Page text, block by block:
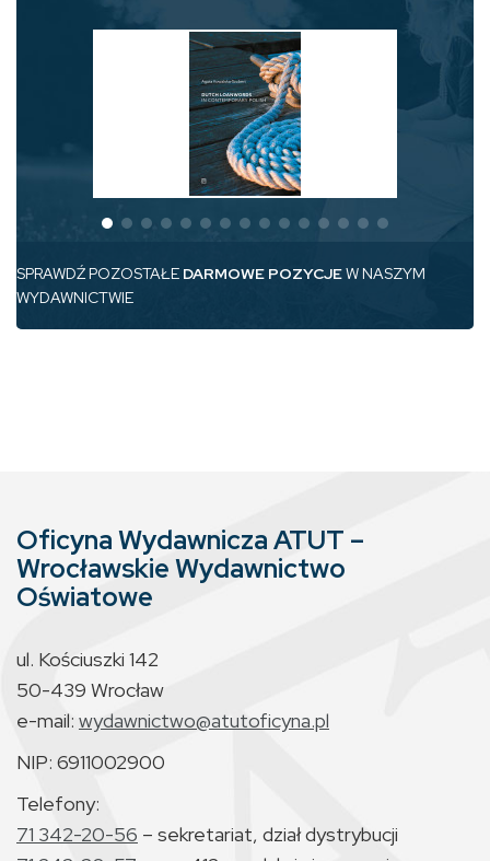
SPRAWDŹ POZOSTAŁE DARMOWE POZYCJEW NASZYM
WYDAWNICTWIE
Oficyna Wydawnicza ATUT –
Wrocławskie Wydawnictwo
Oświatowe
ul. Kościuszki 142
50-439 Wrocław
e-mail: wydawnictwo@atutoficyna.pl
NIP: 6911002900
Telefony:
71 342-20-56 – sekretariat, dział dystrybucji